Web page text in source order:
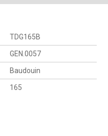
TDG165B
GEN.0057
Baudouin
165